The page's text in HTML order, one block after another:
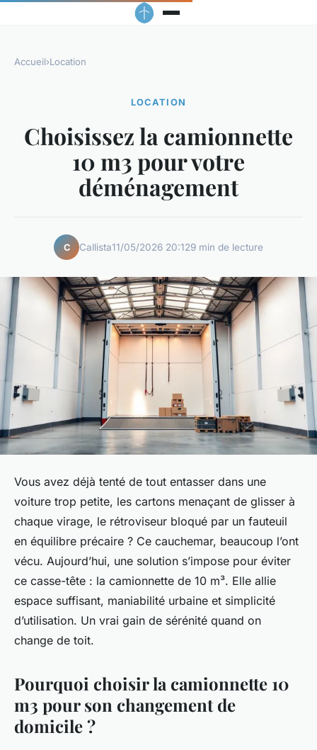
Accueil›Location
LOCATION
Choisissez la camionnette
10 m3 pour votre
déménagement
C Callista11/05/2026 20:129 min de lecture
Vous avez déjà tenté de tout entasser dans une
voiture trop petite, les cartons menaçant de glisser à
chaque virage, le rétroviseur bloqué par un fauteuil
en équilibre précaire ? Ce cauchemar, beaucoup l’ont
vécu. Aujourd’hui, une solution s’impose pour éviter
ce casse-tête : la camionnette de 10 m³. Elle allie
espace suffisant, maniabilité urbaine et simplicité
d’utilisation. Un vrai gain de sérénité quand on
change de toit.
Pourquoi choisir la camionnette 10
m3 pour son changement de
domicile ?